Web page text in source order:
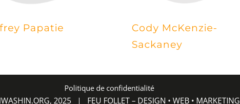
Papatie
Cody McKenzie-
Sackaney
Politique de confidentialité
, 2025 | FEU FOLLET – DESIGN • WEB • MARKETING